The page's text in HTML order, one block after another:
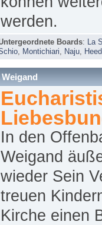
werden.
Boards: La
Montichiari Naju
In den
Weigand
wieder Sein
treuen
Kirche einen